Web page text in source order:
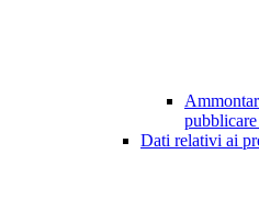
Dati relativi ai